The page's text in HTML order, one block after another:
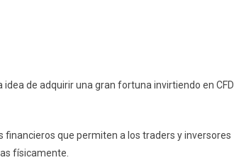
de adquirir una gran fortuna invirtiendo en CFD
financieros que permiten a los traders y inversores
físicamente.